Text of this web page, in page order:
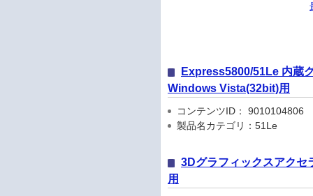
Express5800/51Le 内蔵
Windows Vista(32bit)用
コンテンツID： 9010104806
製品名カテゴリ：51Le
3Dグラフィックスアク
用